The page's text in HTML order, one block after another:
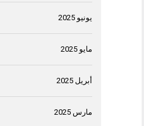
يونيو 2025
مايو 2025
أبريل 2025
مارس 2025